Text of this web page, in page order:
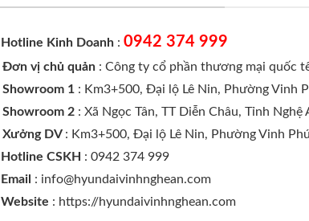
Hotline Kinh Doanh :0942 374 999
Đơn vị chủ quản : Công ty cổ phần thương mại quốc
Showroom 1 : Km3+500, Đại lộ Lê Nin, Phường Vinh
Showroom 2 : Xã Ngọc Tân, TT Diễn Châu, Tỉnh
Xưởng DV : Km3+500, Đại lộ Lê Nin, Phường Vinh
Hotline CSKH : 0942 374 999
Email : info@hyundaivinhnghean.com
Website : https://hyundaivinhnghean.com